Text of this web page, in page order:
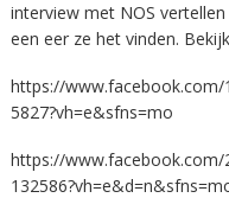
interview met NOS
een eer ze het vinden.
https://www.facebook.com/
5827?vh=e&sfns=mo
https://www.facebook.com/